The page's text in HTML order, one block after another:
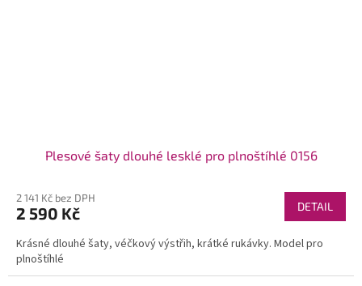
Plesové šaty dlouhé lesklé pro plnoštíhlé 0156
2 141 Kč bez DPH
2 590 Kč DETAIL
Krásné dlouhé šaty, véčkový výstřih, krátké rukávky. Model pro
plnoštíhlé